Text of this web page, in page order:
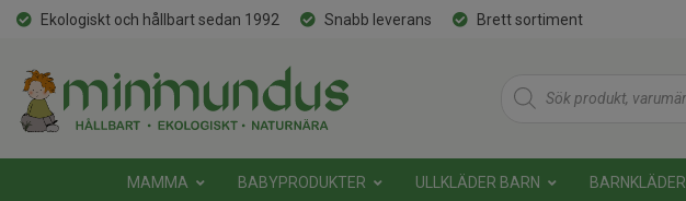
Ekologiskt och hållbart sedan 1992 Snabb leverans Brett sortiment
Products
search
MAMMA BABYPRODUKTER ULLKLÄDER BARN BARNKLÄDER